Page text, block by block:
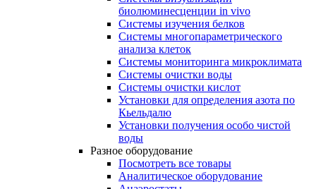
биолюминесценции in vivo
Системы изучения белков
Системы многопараметрического
анализа клеток
Системы мониторинга микроклимата
Системы очистки воды
Системы очистки кислот
Установки для определения азота по
Кьельдалю
Установки получения особо чистой
воды
Разное оборудование
Посмотреть все товары
Аналитическое оборудование